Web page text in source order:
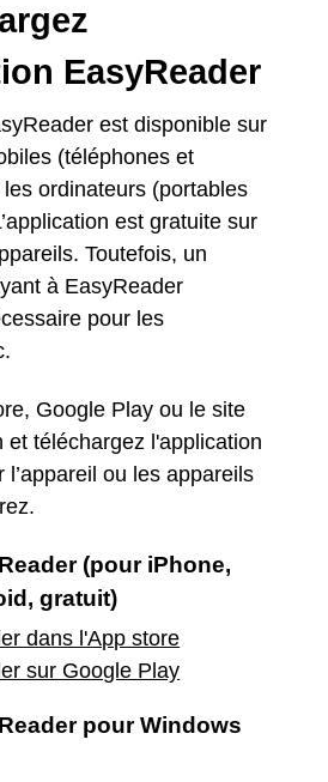
EasyReader
est disponible sur
(téléphones et
ordinateurs (portables
est gratuite sur
Toutefois, un
à EasyReader
pour les
Google Play ou le site
et téléchargez l'application
l’appareil ou les appareils
(pour iPhone,
gratuit)
dans l'App store
sur Google Play
pour Windows